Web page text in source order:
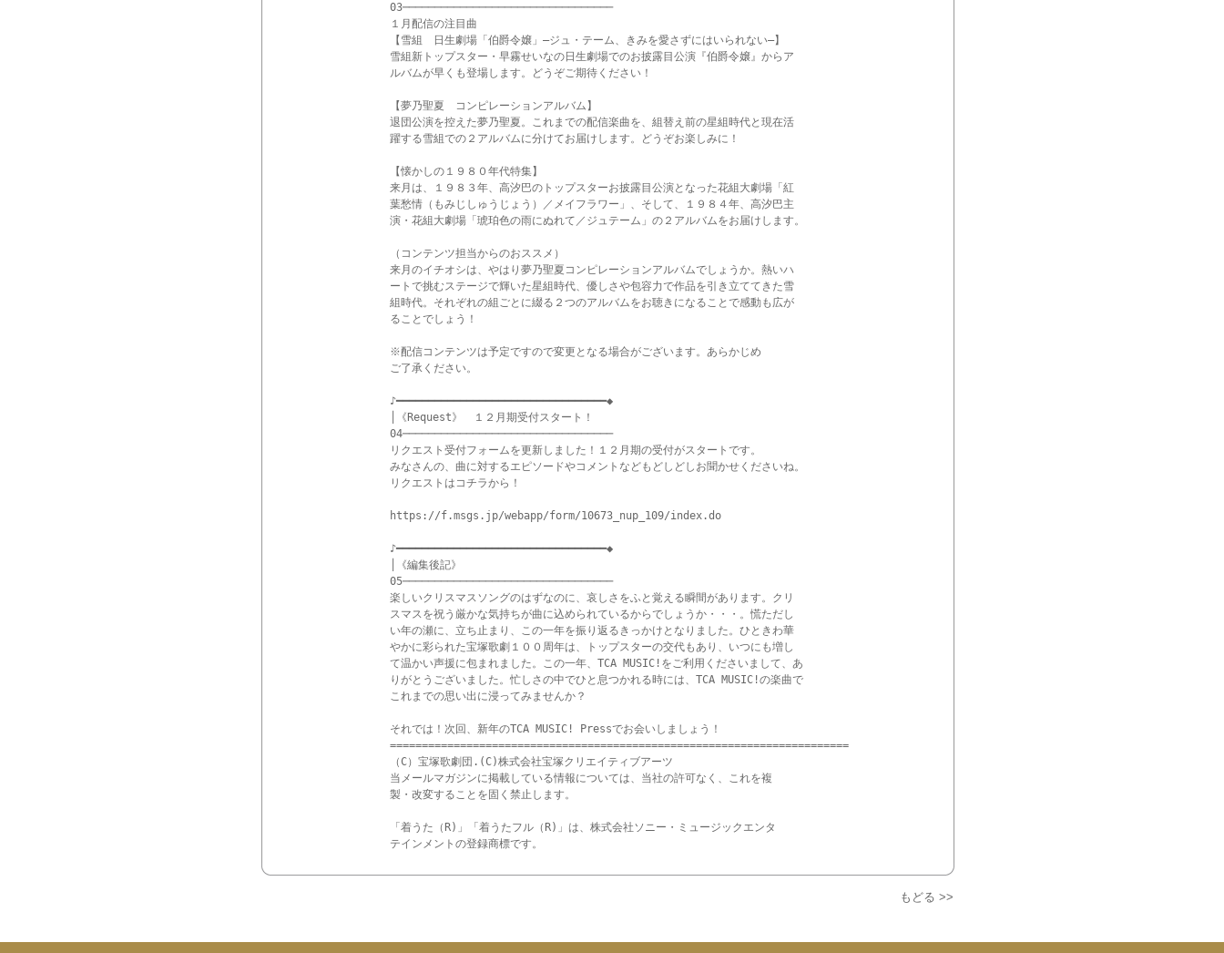
03─────────────────────────────────
１月配信の注目曲
【雪組　日生劇場「伯爵令嬢」―ジュ・テーム、きみを愛さずにはいられない―】
雪組新トップスター・早霧せいなの日生劇場でのお披露目公演『伯爵令嬢』からア
ルバムが早くも登場します。どうぞご期待ください！
【夢乃聖夏　コンピレーションアルバム】
退団公演を控えた夢乃聖夏。これまでの配信楽曲を、組替え前の星組時代と現在活
躍する雪組での２アルバムに分けてお届けします。どうぞお楽しみに！
【懐かしの１９８０年代特集】
来月は、１９８３年、高汐巴のトップスターお披露目公演となった花組大劇場「紅
葉愁情（もみじしゅうじょう）／メイフラワー」、そして、１９８４年、高汐巴主
演・花組大劇場「琥珀色の雨にぬれて／ジュテーム」の２アルバムをお届けします。
（コンテンツ担当からのおススメ）
来月のイチオシは、やはり夢乃聖夏コンピレーションアルバムでしょうか。熱いハ
ートで挑むステージで輝いた星組時代、優しさや包容力で作品を引き立ててきた雪
組時代。それぞれの組ごとに綴る２つのアルバムをお聴きになることで感動も広が
ることでしょう！
※配信コンテンツは予定ですので変更となる場合がございます。あらかじめ
ご了承ください。
♪━━━━━━━━━━━━━━━━━━━━━━━━━━━━━━━━━◆
│《Request》　１２月期受付スタート！
04─────────────────────────────────
リクエスト受付フォームを更新しました！１２月期の受付がスタートです。
みなさんの、曲に対するエピソードやコメントなどもどしどしお聞かせくださいね。
リクエストはコチラから！
https://f.msgs.jp/webapp/form/10673_nup_109/index.do
♪━━━━━━━━━━━━━━━━━━━━━━━━━━━━━━━━━◆
│《編集後記》
05─────────────────────────────────
楽しいクリスマスソングのはずなのに、哀しさをふと覚える瞬間があります。クリ
スマスを祝う厳かな気持ちが曲に込められているからでしょうか・・・。慌ただし
い年の瀬に、立ち止まり、この一年を振り返るきっかけとなりました。ひときわ華
やかに彩られた宝塚歌劇１００周年は、トップスターの交代もあり、いつにも増し
て温かい声援に包まれました。この一年、TCA MUSIC!をご利用くださいまして、あ
りがとうございました。忙しさの中でひと息つかれる時には、TCA MUSIC!の楽曲で
これまでの思い出に浸ってみませんか？
それでは！次回、新年のTCA MUSIC! Pressでお会いしましょう！
========================================================================
（C）宝塚歌劇団.(C)株式会社宝塚クリエイティブアーツ
当メールマガジンに掲載している情報については、当社の許可なく、これを複
製・改変することを固く禁止します。
「着うた（R)」「着うたフル（R)」は、株式会社ソニー・ミュージックエンタ
もどる >>